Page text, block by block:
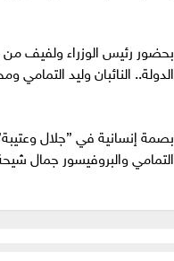
بحضور رئيس الوزراء ولفيف من
الدولة.. النائبان وليد التمامي
بصمة إنسانية في ”جلال
التمامي والبروفيسور جمال